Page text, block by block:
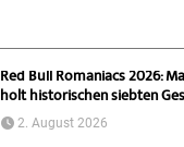
Red Bull Romaniacs 2026:
holt historischen siebten
2. August 2026